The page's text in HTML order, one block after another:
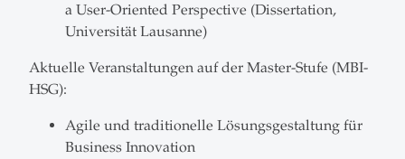
a User-Oriented Perspective (Dissertation,
Universität Lausanne)
Aktuelle Veranstaltungen auf der Master-Stufe (MBI-
HSG):
Agile und traditionelle Lösungsgestaltung für
Business Innovation